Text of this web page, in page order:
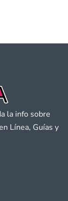
la info sobre
Línea, Guías y